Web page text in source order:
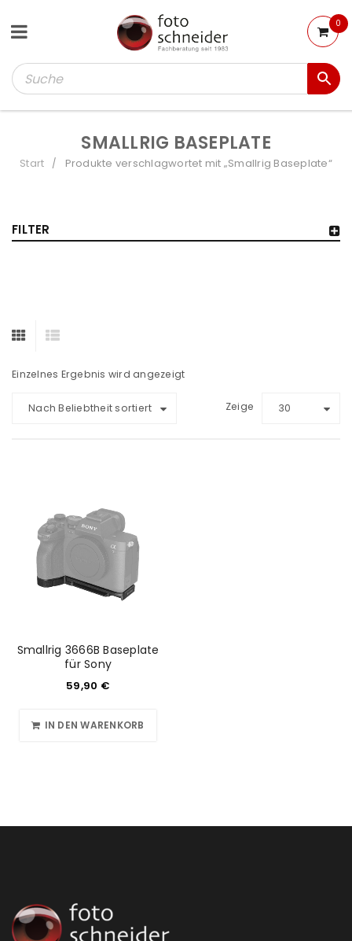
0
SMALLRIG BASEPLATE
Start / Produkte verschlagwortet mit „Smallrig Baseplate“
FILTER
Einzelnes Ergebnis wird angezeigt
Nach Beliebtheit sortiert Zeige 30
Smallrig 3666B Baseplate
für Sony
59,90 €
IN DEN WARENKORB